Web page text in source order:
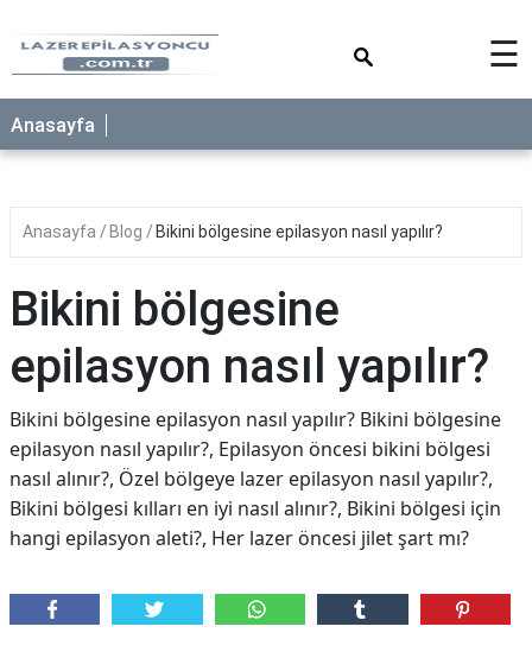
☰
Anasayfa
Anasayfa Blog Bikini bölgesine epilasyon nasıl yapılır?
Bikini bölgesine
epilasyon nasıl yapılır?
Bikini bölgesine epilasyon nasıl yapılır? Bikini bölgesine
epilasyon nasıl yapılır?, Epilasyon öncesi bikini bölgesi
nasıl alınır?, Özel bölgeye lazer epilasyon nasıl yapılır?,
Bikini bölgesi kılları en iyi nasıl alınır?, Bikini bölgesi için
hangi epilasyon aleti?, Her lazer öncesi jilet şart mı?